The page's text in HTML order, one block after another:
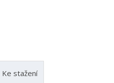
Ke stažení